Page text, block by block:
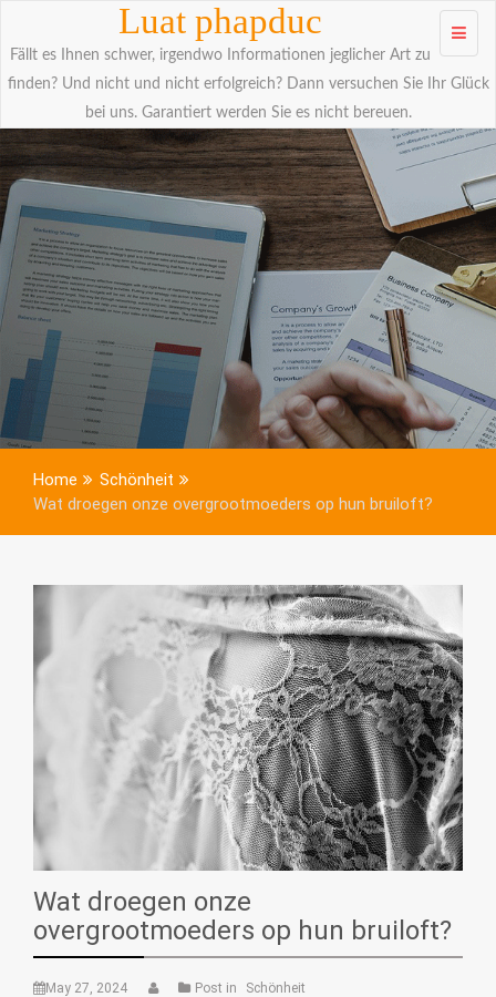
Luat phapduc
Fällt es Ihnen schwer, irgendwo Informationen jeglicher Art zu
finden? Und nicht und nicht erfolgreich? Dann versuchen Sie Ihr Glück
bei uns. Garantiert werden Sie es nicht bereuen.
Home
Schönheit
Wat droegen onze overgrootmoeders op hun bruiloft?
Wat droegen onze
overgrootmoeders op hun bruiloft?
May 27, 2024 Post in Schönheit